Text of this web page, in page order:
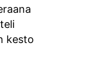
kesto